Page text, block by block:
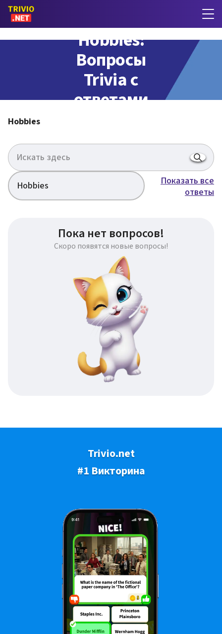
Hobbies:
Вопросы
Trivia с
ответами
Hobbies
Hobbies
Показать все
ответы
Пока нет вопросов!
Скоро появятся новые вопросы!
Trivio.net
#1 Викторина